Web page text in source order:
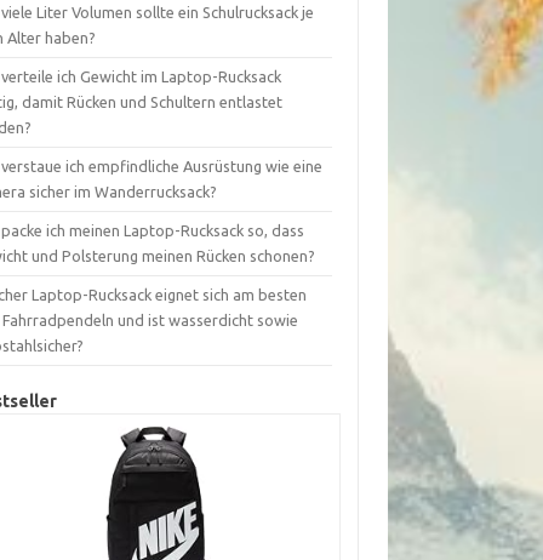
Liter Volumen sollte ein Schulrucksack je
Alter haben?
ich Gewicht im Laptop-Rucksack
damit Rücken und Schultern entlastet
ich empfindliche Ausrüstung wie eine
sicher im Wanderrucksack?
ich meinen Laptop-Rucksack so, dass
und Polsterung meinen Rücken schonen?
Laptop-Rucksack eignet sich am besten
und ist wasserdicht sowie